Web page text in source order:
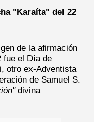
"Karaíta" del 22
de la afirmación
fue el Día de
otro ex-Adventista
de Samuel S.
divina